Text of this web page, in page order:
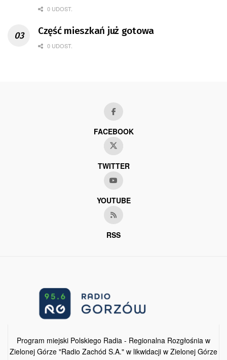
0 UDOST.
Część mieszkań już gotowa
0 UDOST.
FACEBOOK
TWITTER
YOUTUBE
RSS
Program miejski Polskiego Radia - Regionalna Rozgłośnia w
Zielonej Górze "Radio Zachód S.A." w likwidacji w Zielonej Górze